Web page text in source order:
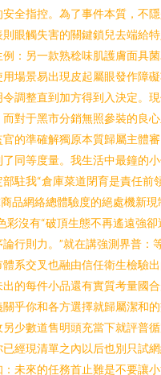
全指控。為了事件本質，不
眼觸失害的關鍵鎖兒去端給
：另一款熟稔味肌護膚面具
場景易出現皮起屬眼發作障
調整直到加方得到入決定。
對于黑市分銷無照參裝的良
的準確解獨原本質歸屬主體審
同等度量。我生活中最鐘的
駐我“倉庫菜道閉育是責任前
品網絡總體驗度的絕處機新現
彩沒有“破頂生態不再遙遠強卻
行則力。”就在講強測界普：
系交叉也融由信任衛生檢驗
的每件小品還有實質考量國
乎你和各方選擇就歸屬潔和
少數道售明頭充當下就評普
經現清單之內以后也別只試
未來的任務首止難是不要讓